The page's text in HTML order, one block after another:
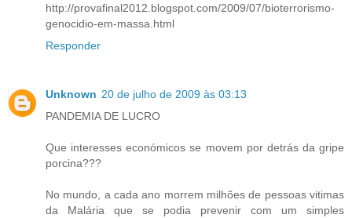
http://provafinal2012.blogspot.com/2009/07/bioterrorismo-
genocidio-em-massa.html
Responder
Unknown 20 de julho de 2009 às 03:13
PANDEMIA DE LUCRO
Que interesses económicos se movem por detrás da gripe
porcina???
No mundo, a cada ano morrem milhões de pessoas vitimas
da Malária que se podia prevenir com um simples